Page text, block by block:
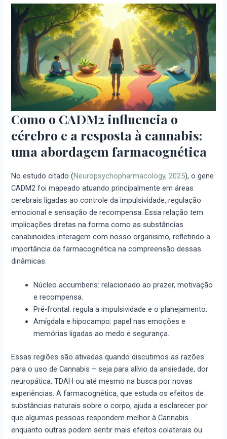
Como o CADM2 influencia o
cérebro e a resposta à cannabis:
uma abordagem farmacognética
No estudo citado (Neuropsychopharmacology, 2025), o gene
CADM2 foi mapeado atuando principalmente em áreas
cerebrais ligadas ao controle da impulsividade, regulação
emocional e sensação de recompensa. Essa relação tem
implicações diretas na forma como as substâncias
canabinoides interagem com nosso organismo, refletindo a
importância da farmacognética na compreensão dessas
dinâmicas.
Núcleo accumbens: relacionado ao prazer, motivação
e recompensa.
Pré-frontal: regula a impulsividade e o planejamento.
Amígdala e hipocampo: papel nas emoções e
memórias ligadas ao medo e segurança.
Essas regiões são ativadas quando discutimos as razões
para o uso de Cannabis – seja para alívio da ansiedade, dor
neuropática, TDAH ou até mesmo na busca por novas
experiências. A farmacognética, que estuda os efeitos de
substâncias naturais sobre o corpo, ajuda a esclarecer por
que algumas pessoas respondem melhor à Cannabis
enquanto outras podem sentir mais efeitos colaterais ou